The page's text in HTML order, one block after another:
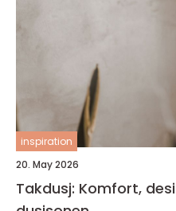
inspiration
20. May 2026
Takdusj: Komfort,